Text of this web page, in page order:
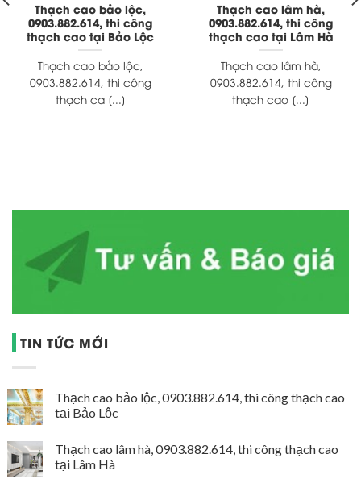
Thạch cao bảo lộc,
0903.882.614, thi công
thạch cao tại Bảo Lộc
Thạch cao bảo lộc,
0903.882.614, thi công
thạch ca [...]
Thạch cao lâm hà,
0903.882.614, thi công
thạch cao tại Lâm Hà
Thạch cao lâm hà,
0903.882.614, thi công
thạch cao [...]
TIN TỨC MỚI
Thạch cao bảo lộc, 0903.882.614, thi công thạch cao
tại Bảo Lộc
Thạch cao lâm hà, 0903.882.614, thi công thạch cao
tại Lâm Hà